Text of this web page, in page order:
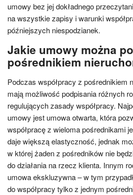
umowy bez jej dokładnego
na wszystkie zapisy i warunki
późniejszych niespodzianek.
Jakie umowy można
pośrednikiem
Podczas współpracy z pośrednikiem
mają możliwość podpisania różnych
regulujących zasady współpracy.
umowy jest umowa otwarta, która
współpracę z wieloma pośrednikami
daje większą elastyczność, jednak
w której żaden z pośredników nie
do działania na rzecz klienta. Innym
umowa ekskluzywna – w tym
do współpracy tylko z jednym